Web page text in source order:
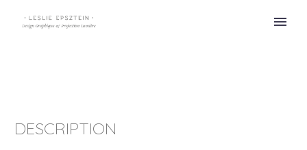
DESCRIPTION